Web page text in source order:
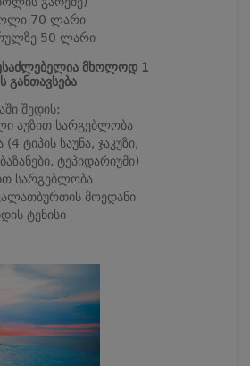
70 ლარი
50 ლარი
მხოლოდ 1
განთავსება
შედის:
აუზით სარგებლობა
ტიპის საუნა, ჯაკუზი,
ტეპიდარიუმი)
სარგებლობა
მოედანი
ტენისი